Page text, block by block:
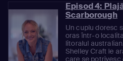
Episod 4:
Scarborough
Un cuplu doresc
oras într-o
litoralul
Shelley Craft le
care se potrivesc